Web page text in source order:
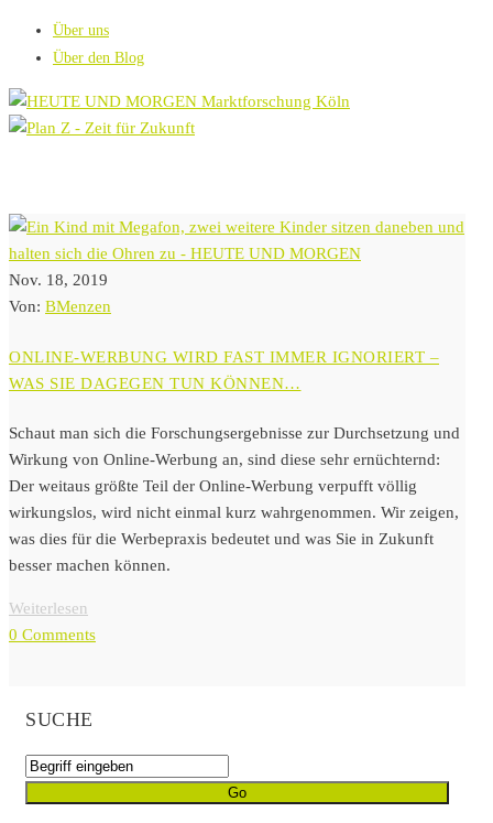
Über uns
Über den Blog
Nov. 18, 2019
Von: BMenzen
ONLINE-WERBUNG WIRD FAST IMMER IGNORIERT –
WAS SIE DAGEGEN TUN KÖNNEN…
Schaut man sich die Forschungsergebnisse zur Durchsetzung und
Wirkung von Online-Werbung an, sind diese sehr ernüchternd:
Der weitaus größte Teil der Online-Werbung verpufft völlig
wirkungslos, wird nicht einmal kurz wahrgenommen. Wir zeigen,
was dies für die Werbepraxis bedeutet und was Sie in Zukunft
besser machen können.
Weiterlesen
0 Comments
SUCHE